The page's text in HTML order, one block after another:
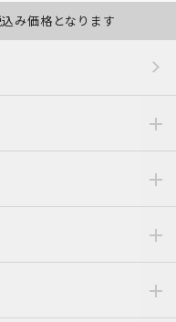
み価格となります